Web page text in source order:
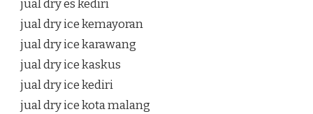
jual dry es kediri
jual dry ice kemayoran
jual dry ice karawang
jual dry ice kaskus
jual dry ice kediri
jual dry ice kota malang